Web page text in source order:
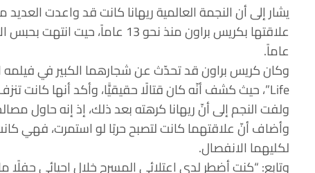
يشار إلى أن النجمة العالمية ريهانا كانت قد واعدت
عاماً.
Life”، حيث كشف أنّه كان قتالًا حقيقيًّا، وأكد أنها كانت تنزف من فمها وقال: “شعرت أنني وحش”.
ولفت النجم إلى أنّ ريهانا كرهته بعد ذلك، إذ إنه حاول
وأضاف أنّ علاقتهما كانت لتصبح حربًا لو استمرت، فهي
لكليهما الانفصال.
وتابع: “كنت أضطر لدى اعتلائي المسرح خلال إحيائي